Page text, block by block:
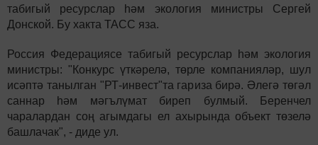
табигый ресурслар һәм экология министры Сергей
Донской. Бу хакта ТАСС яза.
Россия Федерациясе табигый ресурслар һәм экология
министры: "Конкурс үткәрелә, төрле компанияләр, шул
исәптә танылган "РТ-инвест"та гариза бирә. Әлегә төгәл
саннар һәм мәгълүмат биреп булмый. Беренчел
чаралардан соң агымдагы ел ахырында объект төзелә
башлачак", - диде ул.